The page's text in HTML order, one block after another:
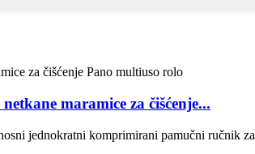
maramice za čišćenje...